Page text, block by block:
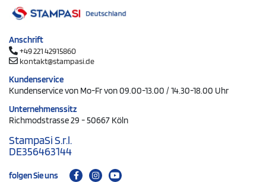
Anschrift
+49 221 42915860
kontakt@stampasi.de
Kundenservice
Kundenservice von Mo-Fr von 09.00-13.00 / 14.30-18.00 Uhr
Unternehmenssitz
Richmodstrasse 29 - 50667 Köln
StampaSi S.r.l.
DE356463144
folgen Sie uns